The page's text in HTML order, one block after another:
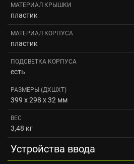
МАТЕРИАЛ КРЫШКИ
пластик
МАТЕРИАЛ КОРПУСА
пластик
ПОДСВЕТКА КОРПУСА
есть
РАЗМЕРЫ (ДXШXТ)
399 x 298 x 32 мм
ВЕС
3,48 кг
Устройства ввода